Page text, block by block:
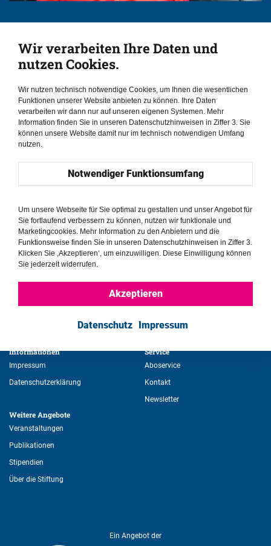
Vorwort //
Sabine Leutheusser-Schnarrenberger
Auszug //
Die Deklaration der Vereinten Nationen
Informationen
Impressum
Datenschutzerklärung
Weitere Angebote
Veranstaltungen
Publikationen
Stipendien
Über die Stiftung
Service
Aboservice
Kontakt
Newsletter
Ein Angebot der
Wir verarbeiten Ihre Daten und
nutzen Cookies.
Wir nutzen technisch notwendige Cookies, um Ihnen die wesentlichen
Funktionen unserer Website anbieten zu können. Ihre Daten
verarbeiten wir dann nur auf unseren eigenen Systemen. Mehr
Information finden Sie in unseren Datenschutzhinweisen in Ziffer 3. Sie
können unsere Website damit nur im technisch notwendigen Umfang
nutzen.
Notwendiger Funktionsumfang
Um unsere Webseite für Sie optimal zu gestalten und unser Angebot für
Sie fortlaufend verbessern zu können, nutzen wir funktionale und
Marketingcookies. Mehr Information zu den Anbietern und die
Funktionsweise finden Sie in unseren Datenschutzhinweisen in Ziffer 3.
Klicken Sie ‚Akzeptieren‘, um einzuwilligen. Diese Einwilligung können
Sie jederzeit widerrufen.
Akzeptieren
Datenschutz Impressum